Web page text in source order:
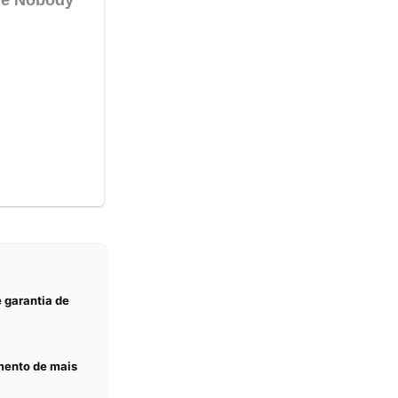
garantia de
de mais